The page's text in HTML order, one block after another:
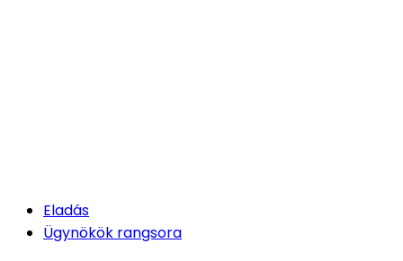
Eladás
Ügynökök rangsora